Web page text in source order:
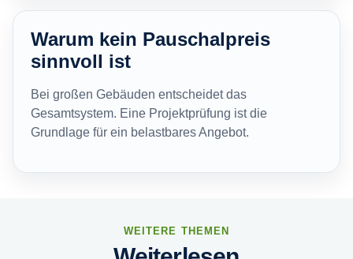
Warum kein Pauschalpreis
sinnvoll ist
Bei großen Gebäuden entscheidet das
Gesamtsystem. Eine Projektprüfung ist die
Grundlage für ein belastbares Angebot.
WEITERE THEMEN